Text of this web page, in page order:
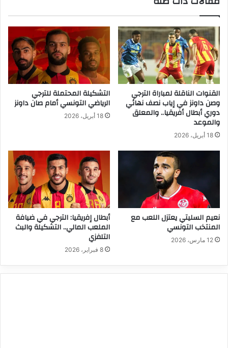
القنوات الناقلة لمباراة الترجي
وصن داونز في إياب نصف نهائي
دوري أبطال أفريقيا.. والمعلق
والموعد
18 أبريل، 2026
التشكيلة المحتملة للترجي
الرياضي التونسي أمام صان داونز
18 أبريل، 2026
نعيم السليتي يعتزل اللعب مع
المنتخب التونسي
12 مارس، 2026
أبطال إفريقيا: الترجي في ضيافة
الملعب المالي.. التشكيلة والبث
التلفزي
8 فبراير، 2026